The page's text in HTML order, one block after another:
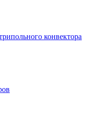
конвектора